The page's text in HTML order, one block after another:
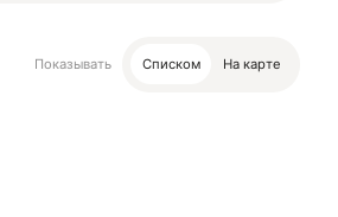
Показывать Списком На карте